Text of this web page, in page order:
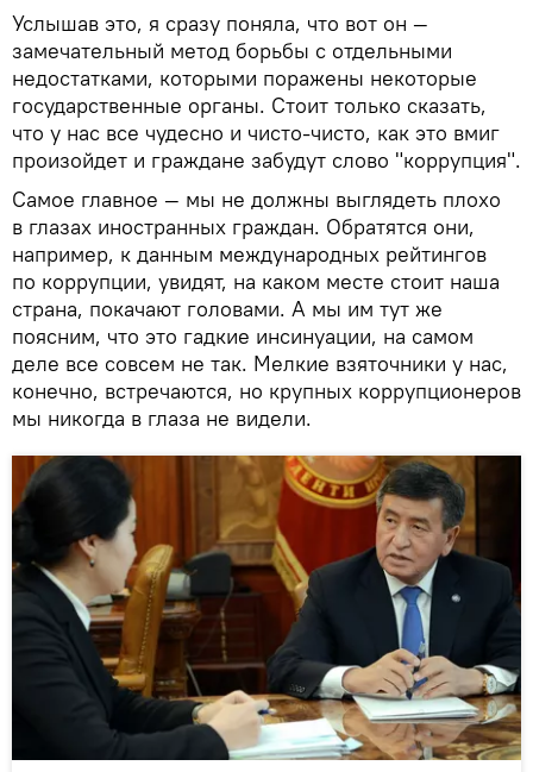
Услышав это, я сразу поняла, что вот он —
замечательный метод борьбы с отдельными
недостатками, которыми поражены некоторые
государственные органы. Стоит только сказать,
что у нас все чудесно и чисто-чисто, как это вмиг
произойдет и граждане забудут слово "коррупция".
Самое главное — мы не должны выглядеть плохо
в глазах иностранных граждан. Обратятся они,
например, к данным международных рейтингов
по коррупции, увидят, на каком месте стоит наша
страна, покачают головами. А мы им тут же
поясним, что это гадкие инсинуации, на самом
деле все совсем не так. Мелкие взяточники у нас,
конечно, встречаются, но крупных коррупционеров
мы никогда в глаза не видели.